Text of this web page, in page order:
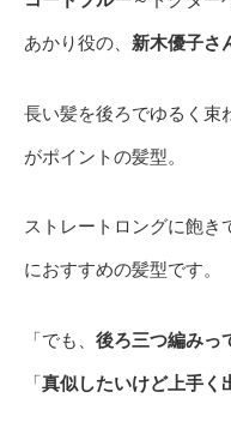
あかり役の、 新木優子さ
長い髪を後ろでゆるく束
がポイントの髪型。
ストレートロングに飽き
におすすめの髪型です。
「でも、 後ろ三つ編みっ
「真似したいけど上手く